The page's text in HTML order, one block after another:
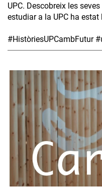
UPC. Descobreix les
estudiar a la UPC ha
#HistòriesUPCambFutur